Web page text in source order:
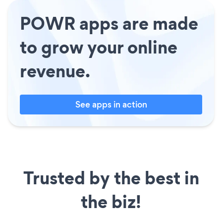
POWR apps are made
to grow your online
revenue.
See apps in action
Trusted by the best in
the biz!